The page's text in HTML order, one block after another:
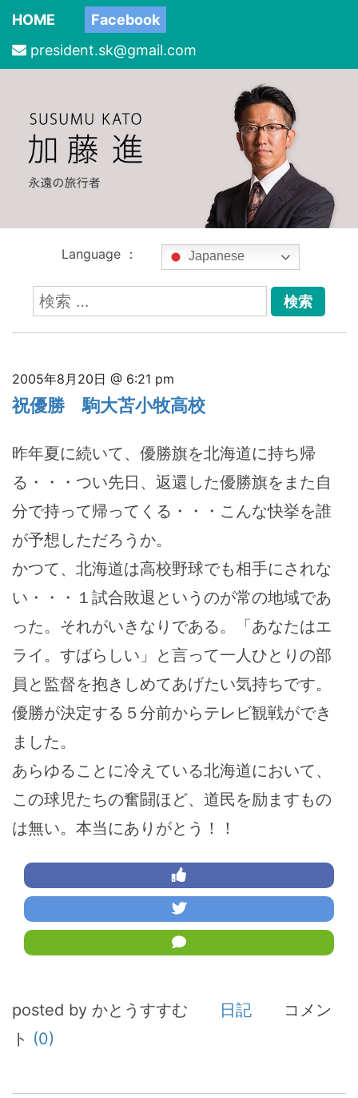
HOME
Facebook
president.sk@gmail.com
Language ： Japanese
検
索:
2005年8月20日 @ 6:21 pm
祝優勝 駒大苫小牧高校
昨年夏に続いて、優勝旗を北海道に持ち帰
る・・・つい先日、返還した優勝旗をまた自
分で持って帰ってくる・・・こんな快挙を誰
が予想しただろうか。
かつて、北海道は高校野球でも相手にされな
い・・・１試合敗退というのが常の地域であ
った。それがいきなりである。「あなたはエ
ライ。すばらしい」と言って一人ひとりの部
員と監督を抱きしめてあげたい気持ちです。
優勝が決定する５分前からテレビ観戦ができ
ました。
あらゆることに冷えている北海道において、
この球児たちの奮闘ほど、道民を励ますもの
は無い。本当にありがとう！！
posted by かとうすすむ 日記
コメン
ト (0)